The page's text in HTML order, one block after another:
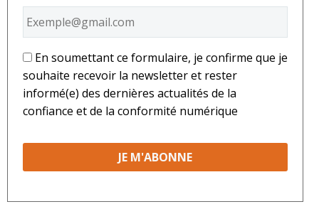
* En soumettant ce formulaire, je confirme que je
souhaite recevoir la newsletter et rester
informé(e) des dernières actualités de la
confiance et de la conformité numérique